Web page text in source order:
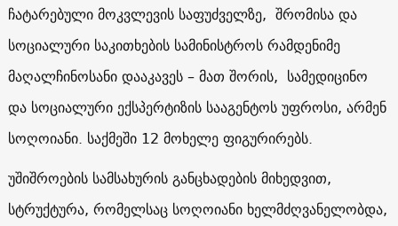
ჩატარებული მოკვლევის საფუძველზე, შრომისა და
სოციალური საკითხების სამინისტროს რამდენიმე
მაღალჩინოსანი დააკავეს – მათ შორის, სამედიცინო
და სოციალური ექსპერტიზის სააგენტოს უფროსი, არმენ
სოღოიანი. საქმეში 12 მოხელე ფიგურირებს.
უშიშროების სამსახურის განცხადების მიხედვით,
სტრუქტურა, რომელსაც სოღოიანი ხელმძღვანელობდა,